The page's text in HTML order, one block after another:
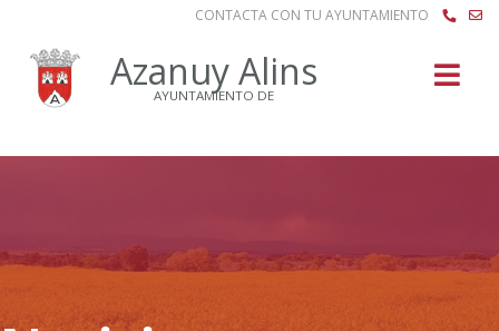
CONTACTA CON TU AYUNTAMIENTO
Azanuy Alins
AYUNTAMIENTO DE